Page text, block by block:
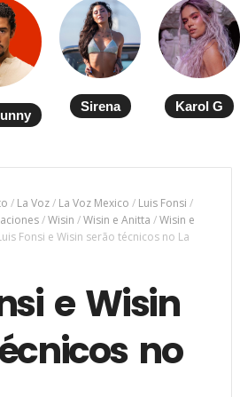
Sirena Karol G
/ La Voz/ La Voz Mexico / Luis Fonsi /
/Wisin /Wisin e Anitta /Wisin e
Fonsi e Wisin serão técnicos no La
e Wisin
no